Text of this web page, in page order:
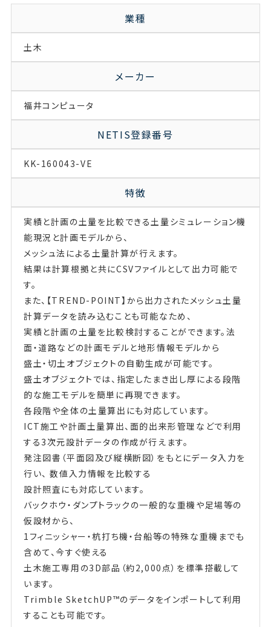
業種
土木
メーカー
福井コンピュータ
NETIS登録番号
KK-160043-VE
特徴
実績と計画の土量を比較できる土量シミュレーション機
能現況と計画モデルから、
メッシュ法による土量計算が行えます。
結果は計算根拠と共にCSVファイルとして出力可能で
す。
また、【TREND-POINT】から出力されたメッシュ土量
計算データを読み込むことも可能なため、
実績と計画の土量を比較検討することができます。法
面・道路などの計画モデルと地形情報モデルから
盛土・切土オブジェクトの自動生成が可能です。
盛土オブジェクトでは、指定したまき出し厚による段階
的な施工モデルを簡単に再現できます。
各段階や全体の土量算出にも対応しています。
ICT施工や計画土量算出、面的出来形管理などで利用
する3次元設計データの作成が行えます。
発注図書（平面図及び縦横断図）をもとにデータ入力を
行い、 数値入力情報を比較する
設計照査にも対応しています。
バックホウ・ダンプトラックの一般的な重機や足場等の
仮設材から、
1フィニッシャー・杭打ち機・台船等の特殊な重機までも
含めて、今すぐ使える
土木施工専用の3D部品（約2,000点）を標準搭載して
います。
Trimble SketchUP™のデータをインポートして利用
することも可能です。